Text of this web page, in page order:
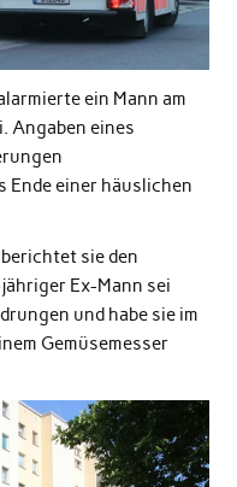
ein Mann am
Angaben eines
Ende einer häuslichen
sie den
Ex-Mann sei
und habe sie im
Gemüsemesser